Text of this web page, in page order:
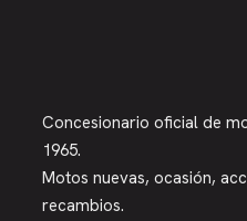
Concesionario oficial de
1965.
Motos nuevas, ocasión,
recambios.